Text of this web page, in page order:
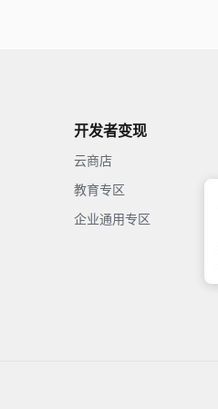
开发者变现
云商店
教育专区
企业通用专区